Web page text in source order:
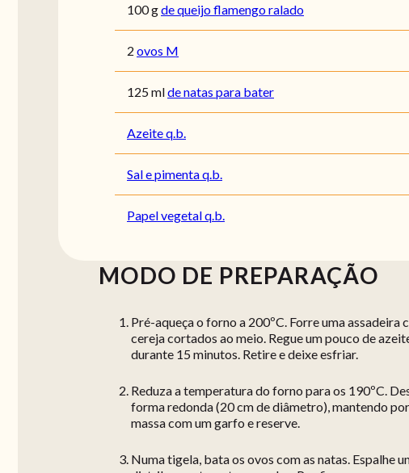
100gde queijo flamengo ralado
2 ovos M
125mlde natas para bater
Azeite q.b.
Sal e pimenta q.b.
Papel vegetal q.b.
MODO DE PREPARAÇÃO
Pré-aqueça o forno a 200ºC. Forre uma
cereja cortados ao meio. Regue um pouco de
durante 15 minutos. Retire e deixe esfriar.
Reduza a temperatura do forno para os 190ºC.
forma redonda (20 cm de diâmetro), mantendo
massa com um garfo e reserve.
Numa tigela, bata os ovos com as natas. Espalhe